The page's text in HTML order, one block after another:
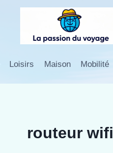
Loisirs Maison Mobilité
routeur wifi